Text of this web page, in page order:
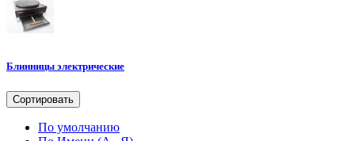
Блинницы электрические
Сортировать
По умолчанию